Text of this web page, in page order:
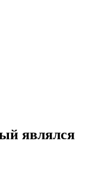
являлся